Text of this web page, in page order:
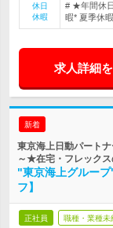
休日
休暇
# ★年間休
暇* 夏季休
求人詳細
新着
東京海上日動パート
～★在宅・フレック
"東京海上グルー
フ】
正社員 職種・業種未